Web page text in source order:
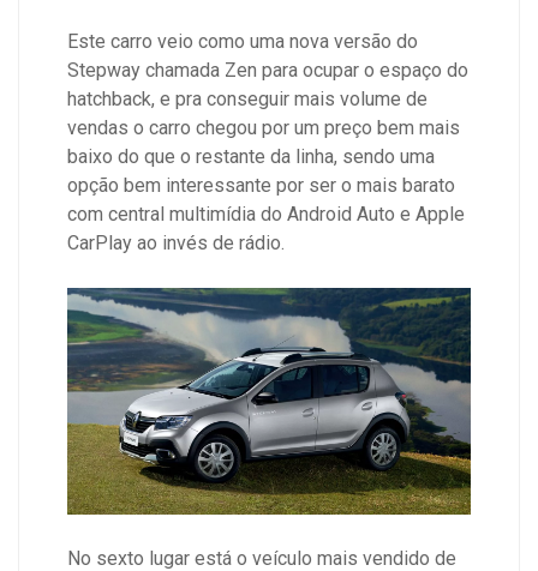
Este carro veio como uma nova versão do
Stepway chamada Zen para ocupar o espaço do
hatchback, e pra conseguir mais volume de
vendas o carro chegou por um preço bem mais
baixo do que o restante da linha, sendo uma
opção bem interessante por ser o mais barato
com central multimídia do Android Auto e Apple
CarPlay ao invés de rádio.
No sexto lugar está o veículo mais vendido de